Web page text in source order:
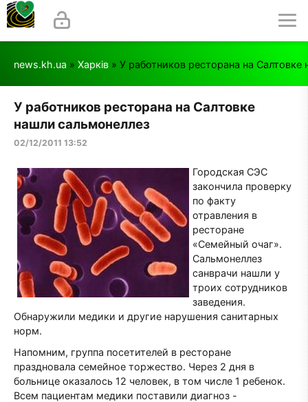
news.kh.ua » Харків » У работников ресторана на Салтовке
У работников ресторана на Салтовке
нашли сальмонеллез
02/12/2011 13:52
Городская СЭС
закончила проверку
по факту
отравления в
ресторане
«Семейный очаг».
Сальмонеллез
санврачи нашли у
троих сотрудников
заведения.
Обнаружили медики и другие нарушения санитарных
норм.
Напомним, группа посетителей в ресторане
праздновала семейное торжество. Через 2 дня в
больнице оказалось 12 человек, в том числе 1 ребенок.
Всем пациентам медики поставили диагноз -